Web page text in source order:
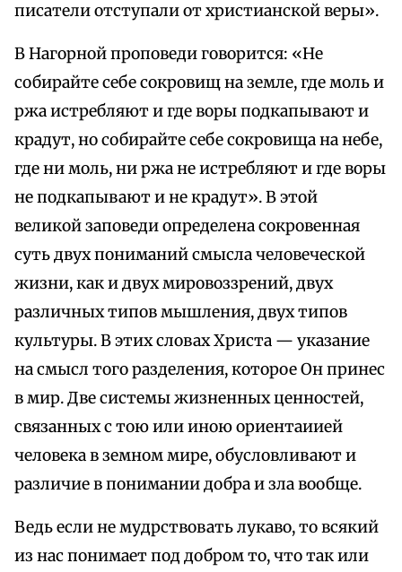
писатели отступали от христианской веры».
В Нагорной проповеди говорится: «Не
собирайте себе сокровищ на земле, где моль и
ржа истребляют и где воры подкапывают и
крадут, но собирайте себе сокровища на небе,
где ни моль, ни ржа не истребляют и где воры
не подкапывают и не крадут». В этой
великой заповеди определена сокровенная
суть двух пониманий смысла человеческой
жизни, как и двух мировоззрений, двух
различных типов мышления, двух типов
культуры. В этих словах Христа — указание
на смысл того разделения, которое Он принес
в мир. Две системы жизненных ценностей,
связанных с тою или иною ориентаиией
человека в земном мире, обусловливают и
различие в понимании добра и зла вообще.
Ведь если не мудрствовать лукаво, то всякий
из нас понимает под добром то, что так или